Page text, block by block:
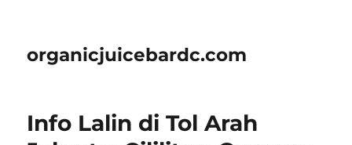
organicjuicebardc.com
Info Lalin di Tol Arah